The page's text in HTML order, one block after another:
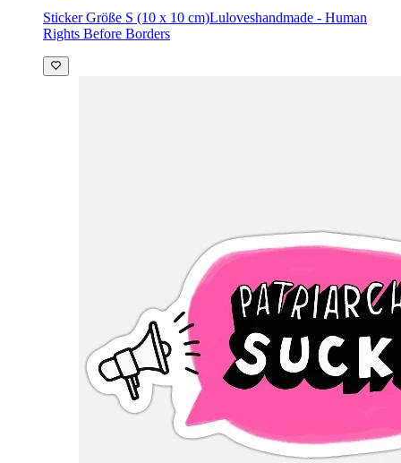
Sticker Größe S (10 x 10 cm)Luloveshandmade - Human
Rights Before Borders